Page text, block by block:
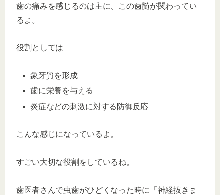
歯の痛みを感じるのは主に、この歯髄が関わってい
るよ。
役割としては
象牙質を形成
歯に栄養を与える
炎症などの刺激に対する防御反応
こんな感じになっているよ。
すごい大切な役割をしているね。
歯医者さんで虫歯がひどくなった時に「神経抜きま